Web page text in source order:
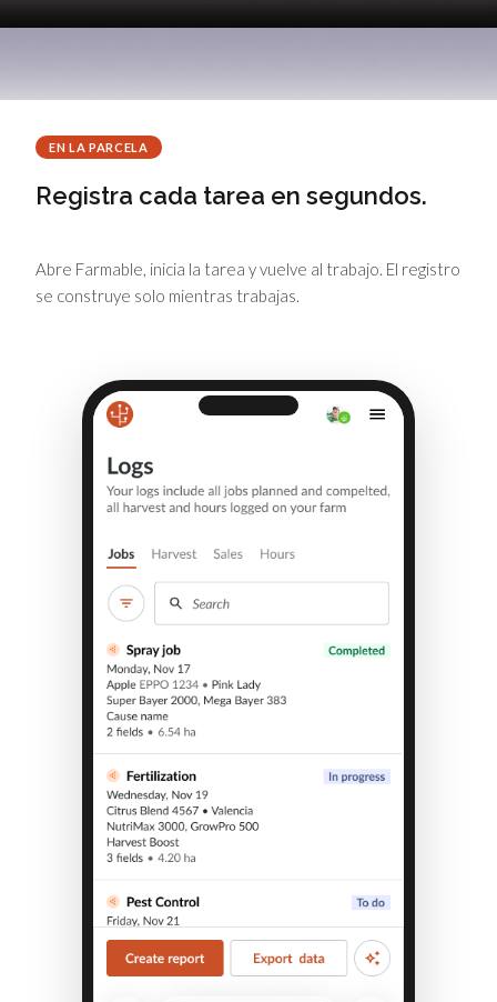
EN LA PARCELA
Registra cada tarea en segundos.
Abre Farmable, inicia la tarea y vuelve al trabajo. El registro
se construye solo mientras trabajas.